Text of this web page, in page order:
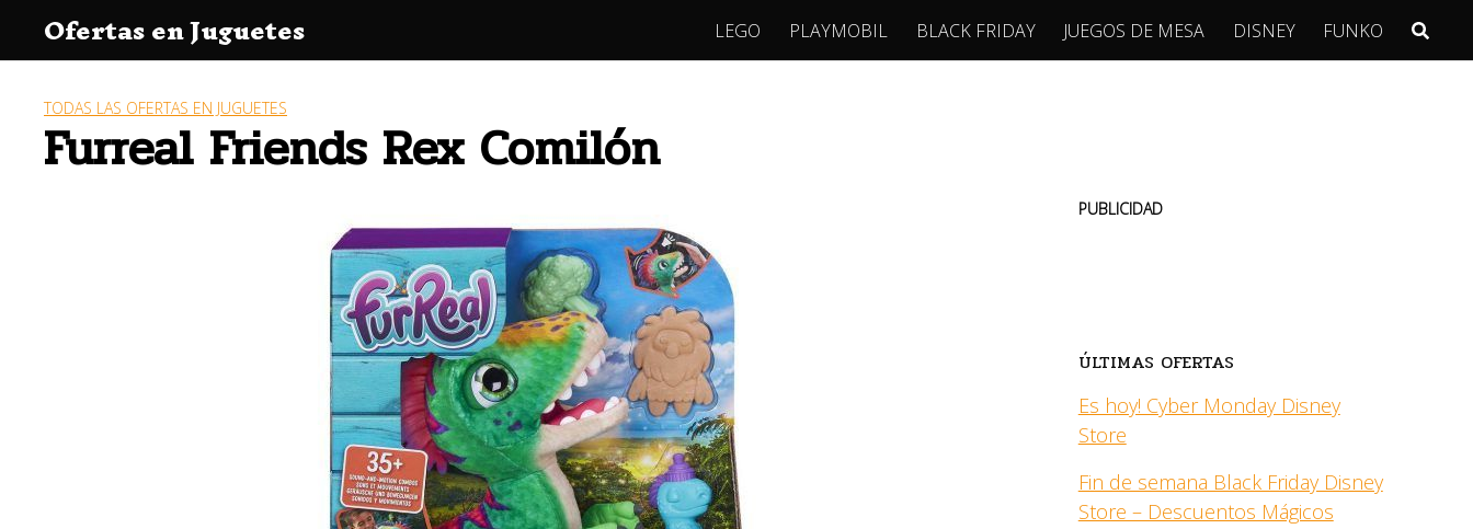
contenido
Ofertas en Juguetes LEGO PLAYMOBIL BLACK FRIDAY JUEGOS DE MESA DISNEY FUNKO
TODAS LAS OFERTAS EN JUGUETES
Furreal Friends Rex Comilón
PUBLICIDAD
ÚLTIMAS OFERTAS
Es hoy! Cyber Monday Disney
Store
Fin de semana Black Friday Disney
Store – Descuentos Mágicos